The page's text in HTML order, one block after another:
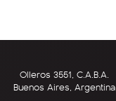
Olleros 3551, C.A.B.A.
Buenos Aires, Argentina